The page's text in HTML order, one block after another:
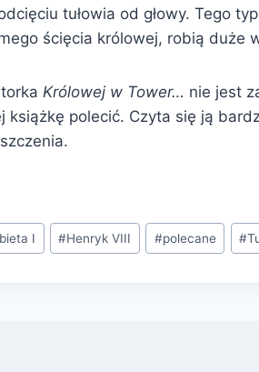
tułowia od głowy. Tego
ścięcia królowej, robią duże
Królowej w Tower… nie jest
książkę polecić. Czyta się ją
I #Henryk VIII #polecane #